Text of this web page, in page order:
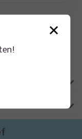
op over dit×